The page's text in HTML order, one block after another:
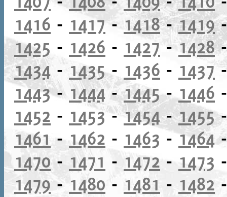
1416 - 1417-1418-1419
1425 - 1426 - 1427-1428
1434 - 1435- 1436 - 1437
1443- 1444-1445- 1446
1452 - 1453-1454-1455
1461 - 1462 - 1463 -1464
1470- 1471 - 1472 - 1473
1479-1480 - 1481 - 1482